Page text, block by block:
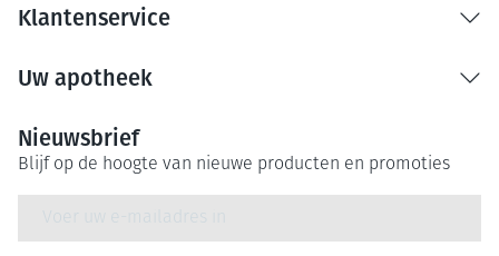
Klantenservice
Uw apotheek
Nieuwsbrief
Blijf op de hoogte van nieuwe producten en promoties